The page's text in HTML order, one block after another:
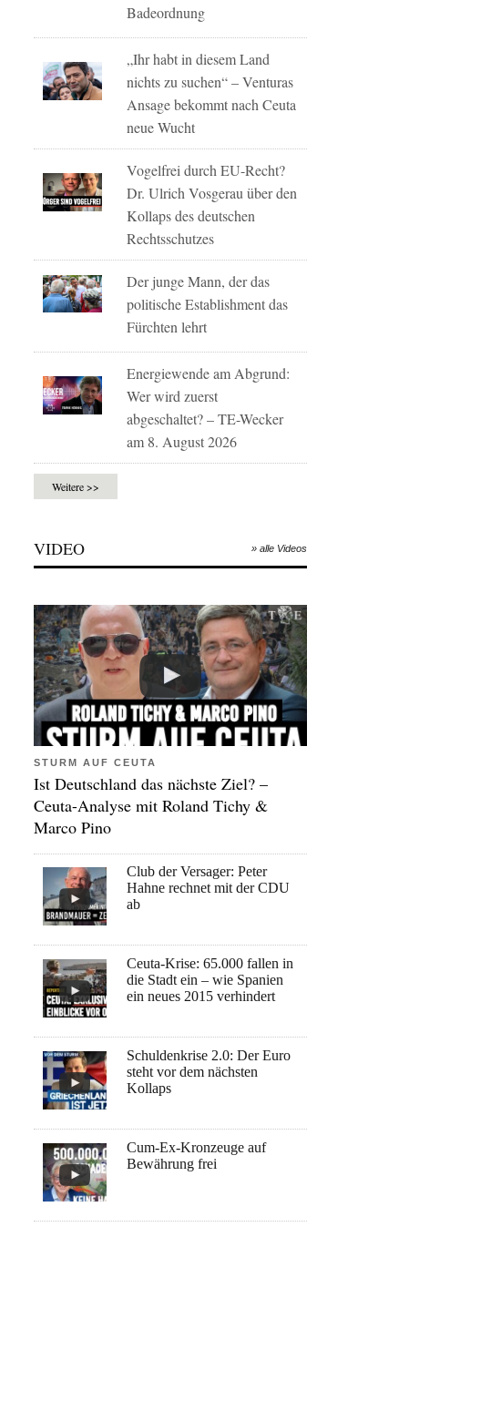
Badeordnung
„Ihr habt in diesem Land
nichts zu suchen“ – Venturas
Ansage bekommt nach Ceuta
neue Wucht
Vogelfrei durch EU-Recht?
Dr. Ulrich Vosgerau über den
Kollaps des deutschen
Rechtsschutzes
Der junge Mann, der das
politische Establishment das
Fürchten lehrt
Energiewende am Abgrund:
Wer wird zuerst
abgeschaltet? – TE-Wecker
am 8. August 2026
Weitere >>
VIDEO » alle Videos
STURM AUF CEUTA
Ist Deutschland das nächste Ziel? –
Ceuta-Analyse mit Roland Tichy &
Marco Pino
Club der Versager: Peter
Hahne rechnet mit der CDU
ab
Ceuta-Krise: 65.000 fallen in
die Stadt ein – wie Spanien
ein neues 2015 verhindert
Schuldenkrise 2.0: Der Euro
steht vor dem nächsten
Kollaps
Cum-Ex-Kronzeuge auf
Bewährung frei